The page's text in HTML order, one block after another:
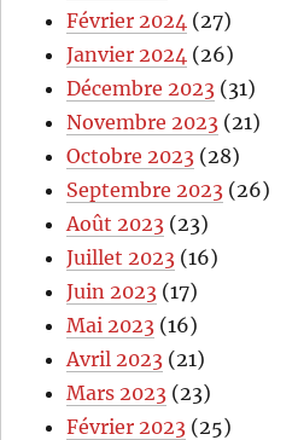
Février 2024 (27)
Janvier 2024 (26)
Décembre 2023 (31)
Novembre 2023 (21)
Octobre 2023 (28)
Septembre 2023 (26)
Août 2023 (23)
Juillet 2023 (16)
Juin 2023 (17)
Mai 2023 (16)
Avril 2023 (21)
Mars 2023 (23)
Février 2023 (25)